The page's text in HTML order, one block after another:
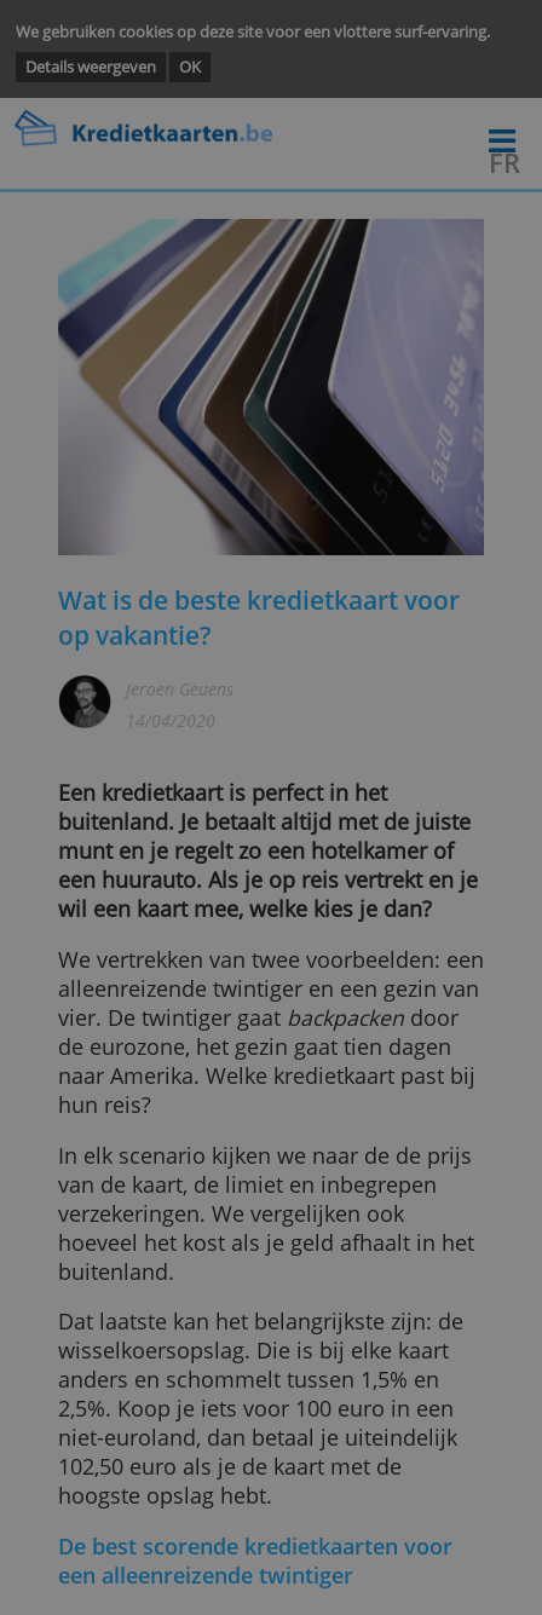
We gebruiken cookies op deze site voor een vlottere surf-
Details weergeven
Wat is de beste kredietkaart voor
op vakantie?
Jeroen Geuens
14/04/2020
Een kredietkaart is perfect in het
munt en je regelt zo een hotelkamer of
een huurauto. Als je op reis vertrekt en je
wil een kaart mee, welke kies je dan?
We vertrekken van twee voorbeelden:
alleenreizende twintiger en een gezin
vier. De twintiger gaatbackpackendoor
de eurozone, het gezin gaat tien dagen
naar Amerika. Welke kredietkaart past bij
hun reis?
In elk scenario kijken we naar de de prijs
van de kaart, de limiet en inbegrepen
verzekeringen. We vergelijken ook
hoeveel het kost als je geld afhaalt in het
buitenland.
Dat laatste kan het belangrijkste zijn: de
wisselkoersopslag. Die is bij elke kaart
anders en schommelt tussen 1,5% en